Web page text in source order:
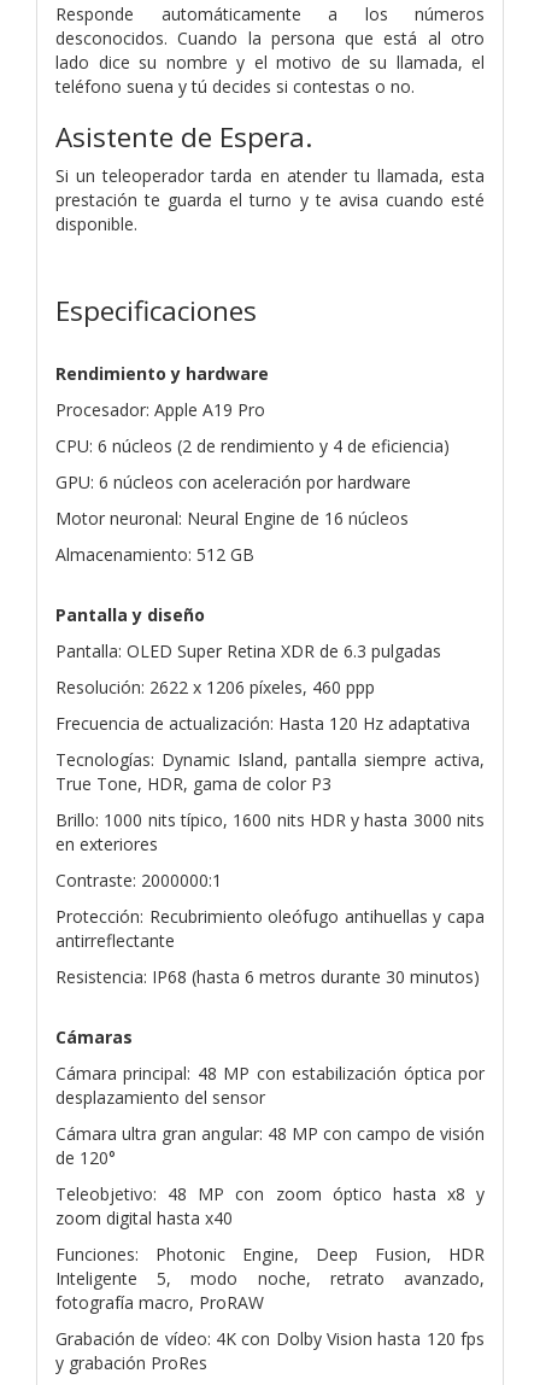
Responde automáticamente a los números
desconocidos. Cuando la persona que está al otro
lado dice su nombre y el motivo de su llamada, el
teléfono suena y tú decides si contestas o no.
Asistente de Espera.
Si un teleoperador tarda en atender tu llamada, esta
prestación te guarda el turno y te avisa cuando esté
disponible.
Especificaciones
Rendimiento y hardware
Procesador: Apple A19 Pro
CPU: 6 núcleos (2 de rendimiento y 4 de eficiencia)
GPU: 6 núcleos con aceleración por hardware
Motor neuronal: Neural Engine de 16 núcleos
Almacenamiento: 512 GB
Pantalla y diseño
Pantalla: OLED Super Retina XDR de 6.3 pulgadas
Resolución: 2622 x 1206 píxeles, 460 ppp
Frecuencia de actualización: Hasta 120 Hz adaptativa
Tecnologías: Dynamic Island, pantalla siempre activa,
True Tone, HDR, gama de color P3
Brillo: 1000 nits típico, 1600 nits HDR y hasta 3000 nits
en exteriores
Contraste: 2000000:1
Protección: Recubrimiento oleófugo antihuellas y capa
antirreflectante
Resistencia: IP68 (hasta 6 metros durante 30 minutos)
Cámaras
Cámara principal: 48 MP con estabilización óptica por
desplazamiento del sensor
Cámara ultra gran angular: 48 MP con campo de visión
de 120°
Teleobjetivo: 48 MP con zoom óptico hasta x8 y
zoom digital hasta x40
Funciones: Photonic Engine, Deep Fusion, HDR
Inteligente 5, modo noche, retrato avanzado,
fotografía macro, ProRAW
Grabación de vídeo: 4K con Dolby Vision hasta 120 fps
y grabación ProRes